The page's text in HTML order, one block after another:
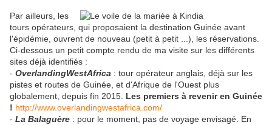
Par ailleurs, les
tours opérateurs, qui proposaient la destination Guinée avant
l'épidémie, ouvrent de nouveau (petit à petit ...), les réservations.
Ci-dessous un petit compte rendu de ma visite sur les différents
sites déjà identifiés :
- OverlandingWestAfrica : tour opérateur anglais, déjà sur les
pistes et routes de Guinée, et d'Afrique de l'Ouest plus
globalement, depuis fin 2015. Les premiers à revenir en Guinée
! http://www.overlandingwestafrica.com/
- La Balaguère : pour le moment, pas de voyage envisagé. En